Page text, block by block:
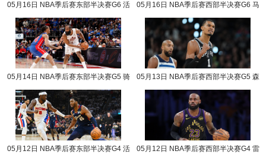
05月16日 NBA季后赛东部半决赛G6 活
05月16日 NBA季后赛西部半决赛G6 马
05月14日 NBA季后赛东部半决赛G5 骑
05月13日 NBA季后赛西部半决赛G5 森
05月12日 NBA季后赛东部半决赛G4 活
05月12日 NBA季后赛西部半决赛G4 雷